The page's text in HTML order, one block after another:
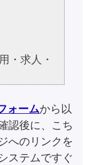
・求人・
ォームから以
認後に、こち
へのリンクを
ステムですぐ